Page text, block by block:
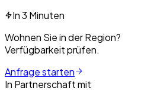
In 3 Minuten
Wohnen Sie in der Region?
Verfügbarkeit prüfen.
Anfrage starten
In Partnerschaft mit